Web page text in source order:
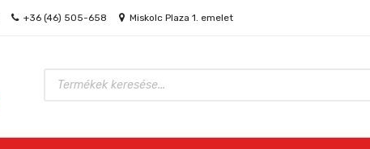
+36 (46) 505-658 Miskolc Plaza 1. emelet
search